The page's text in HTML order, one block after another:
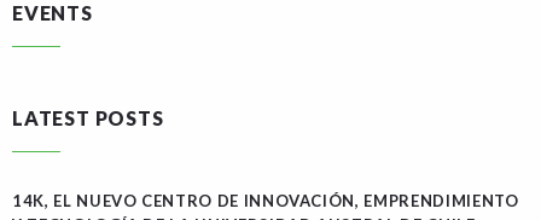
EVENTS
LATEST POSTS
14K, EL NUEVO CENTRO DE INNOVACIÓN, EMPRENDIMIENTO